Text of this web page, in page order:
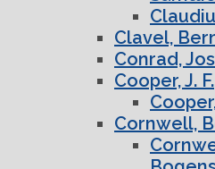
Clavel,
Conrad,
Cooper, J. F.
Cornwell,